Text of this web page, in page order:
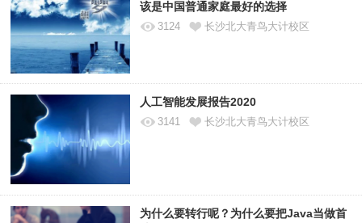
该是中国普通家庭最好的选择
3124 长沙北大青鸟大计校区
人工智能发展报告2020
3141 长沙北大青鸟大计校区
为什么要转行呢？为什么要把Java当做首